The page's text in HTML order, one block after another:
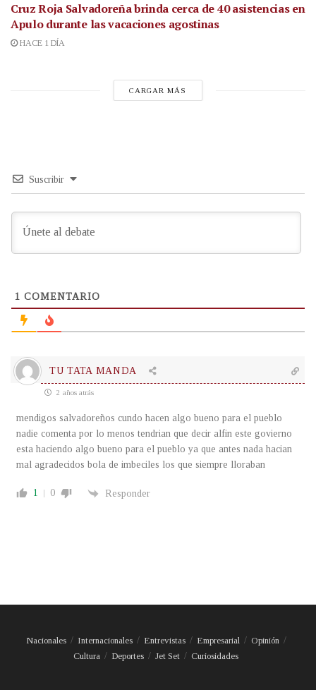
Cruz Roja Salvadoreña brinda cerca de 40 asistencias en
Apulo durante las vacaciones agostinas
HACE 1 DÍA
CARGAR MÁS
Suscribir
1 COMENTARIO
TU TATA MANDA
2 años atrás
mendigos salvadoreños cundo hacen algo bueno para el pueblo
nadie comenta por lo menos tendrian que decir alfin este govierno
esta haciendo algo bueno para el pueblo ya que antes nada hacian
mal agradecidos bola de imbeciles los que siempre lloraban
1 0 Responder
Nacionales Internacionales Entrevistas Empresarial
Opinión
Cultura
Deportes Jet Set Curiosidades